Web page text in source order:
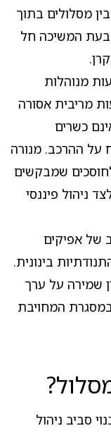
מסלולים בתוך
המשיכה חל
מנוהלות
מריבית אסורה
כשרים
על ההרכב. מנורה
שמבקשים
ניהול פיננסי
של אפיקים
בינונית.
שמירה על ערך
המחויבת
סביב ניהול